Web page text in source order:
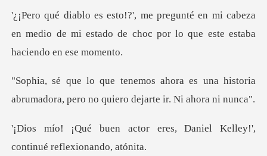
n mi cabeza
en medio de mi estado de choc po
es una historia
abrumadora, pero no q
eres, Daniel Kelley!',
conti